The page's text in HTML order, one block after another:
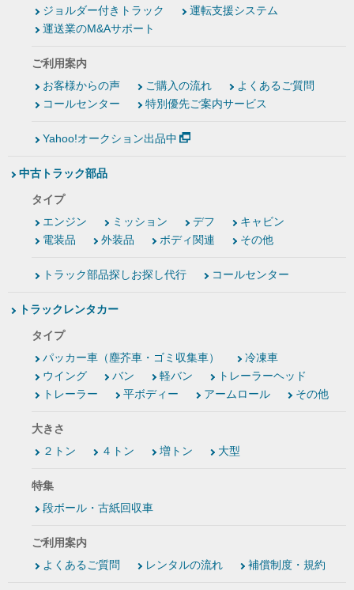
ジョルダー付きトラック
運転支援システム
運送業のM&Aサポート
ご利用案内
お客様からの声
ご購入の流れ
よくあるご質問
コールセンター
特別優先ご案内サービス
Yahoo!オークション出品中
中古トラック部品
タイプ
エンジン
ミッション デフ
キャビン
電装品
外装品 ボディ関連 その他
トラック部品探しお探し代行 コールセンター
トラックレンタカー
タイプ
パッカー車（塵芥車・ゴミ収集車）
冷凍車
ウイング
バン 軽バン
トレーラーヘッド
トレーラー
平ボディー アームロール その他
大きさ
２トン
４トン 増トン 大型
特集
段ボール・古紙回収車
ご利用案内
よくあるご質問
レンタルの流れ 補償制度・規約